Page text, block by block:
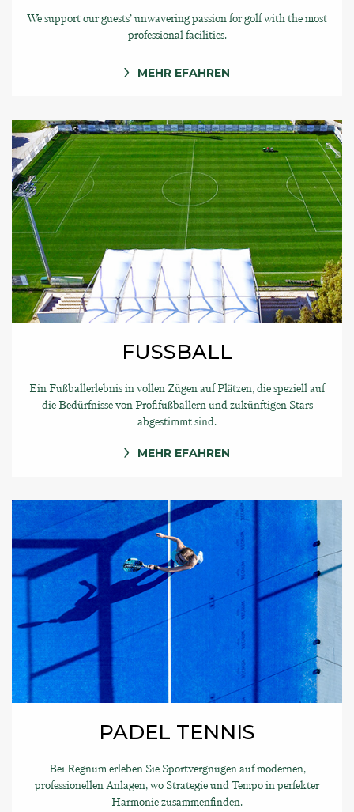
We support our guests’ unwavering passion for golf with the most
professional facilities.
MEHR EFAHREN
FUSSBALL
Ein Fußballerlebnis in vollen Zügen auf Plätzen, die speziell auf
die Bedürfnisse von Profifußballern und zukünftigen Stars
abgestimmt sind.
MEHR EFAHREN
PADEL TENNIS
Bei Regnum erleben Sie Sportvergnügen auf modernen,
professionellen Anlagen, wo Strategie und Tempo in perfekter
Harmonie zusammenfinden.